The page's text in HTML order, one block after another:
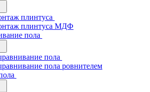
плинтуса
плинтуса МДФ
пола
пола
пола ровнителем